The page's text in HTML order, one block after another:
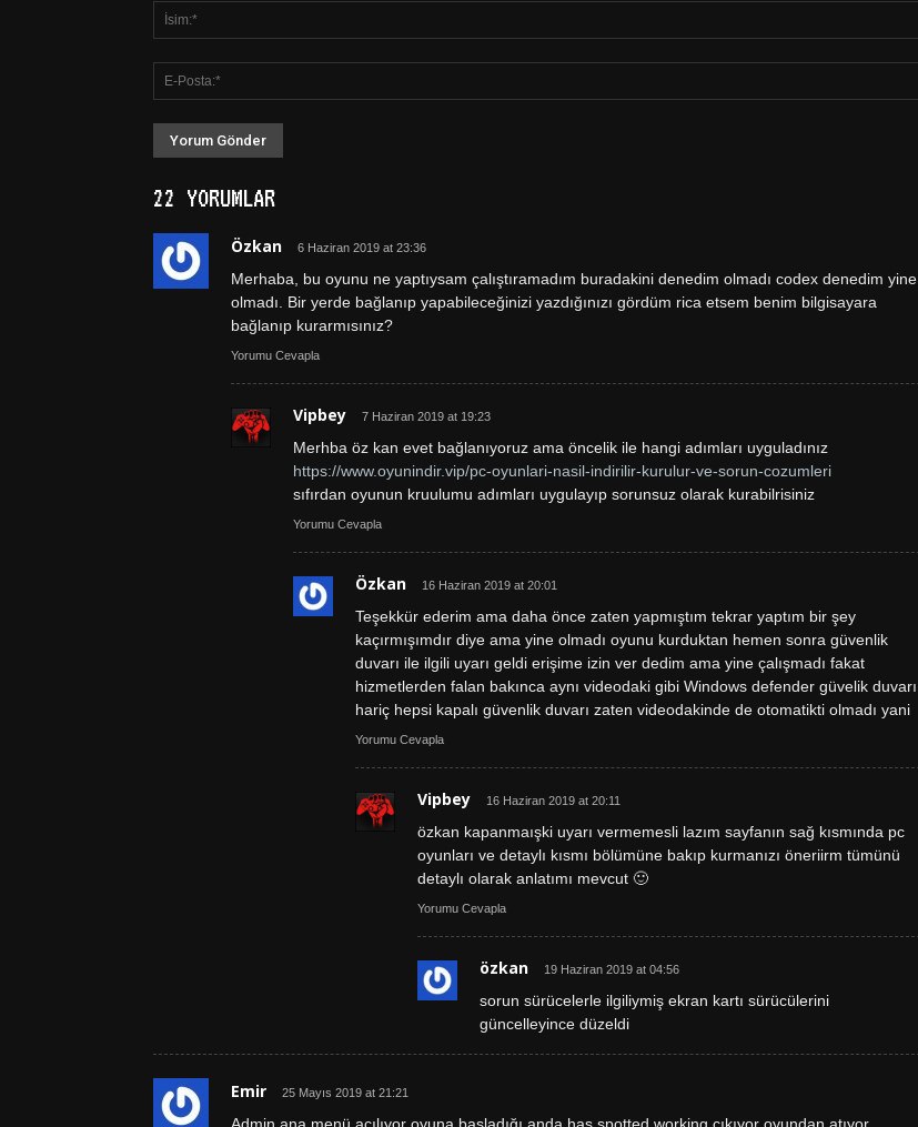
22 YORUMLAR
Özkan 6 Haziran 2019 at 23:36
Merhaba, bu oyunu ne yaptıysam çalıştıramadım buradakini denedim olmadı codex denedim yine
olmadı. Bir yerde bağlanıp yapabileceğinizi yazdığınızı gördüm rica etsem benim bilgisayara
bağlanıp kurarmısınız?
Yorumu Cevapla
Vipbey 7 Haziran 2019 at 19:23
Merhba öz kan evet bağlanıyoruz ama öncelik ile hangi adımları uyguladınız
https://www.oyunindir.vip/pc-oyunlari-nasil-indirilir-kurulur-ve-sorun-cozumleri
sıfırdan oyunun kruulumu adımları uygulayıp sorunsuz olarak kurabilrisiniz
Yorumu Cevapla
Özkan 16 Haziran 2019 at 20:01
Teşekkür ederim ama daha önce zaten yapmıştım tekrar yaptım bir şey
kaçırmışımdır diye ama yine olmadı oyunu kurduktan hemen sonra güvenlik
duvarı ile ilgili uyarı geldi erişime izin ver dedim ama yine çalışmadı fakat
hizmetlerden falan bakınca aynı videodaki gibi Windows defender güvelik duvarı
hariç hepsi kapalı güvenlik duvarı zaten videodakinde de otomatikti olmadı yani
Yorumu Cevapla
Vipbey 16 Haziran 2019 at 20:11
özkan kapanmaışki uyarı vermemesli lazım sayfanın sağ kısmında pc
oyunları ve detaylı kısmı bölümüne bakıp kurmanızı öneriirm tümünü
detaylı olarak anlatımı mevcut 🙂
Yorumu Cevapla
özkan 19 Haziran 2019 at 04:56
sorun sürücelerle ilgiliymiş ekran kartı sürücülerini
güncelleyince düzeldi
Emir 25 Mayıs 2019 at 21:21